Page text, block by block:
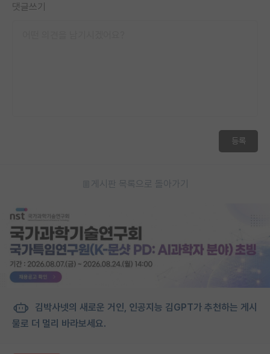
댓글쓰기
등록
게시판 목록으로 돌아가기
김박사넷의 새로운 거인, 인공지능 김GPT가 추천하는 게시
물로 더 멀리 바라보세요.